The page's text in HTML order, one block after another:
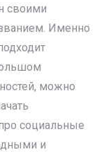
своими
Именно
можно
социальные
и